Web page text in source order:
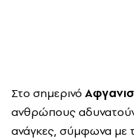
Στο σημερινό
ανθρώπους
ανάγκες, σύμφωνα με